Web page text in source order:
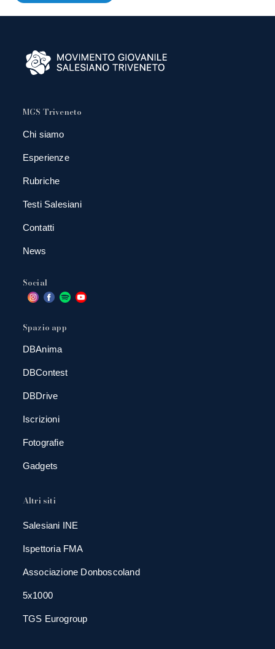
MGS Triveneto
Chi siamo
Esperienze
Rubriche
Testi Salesiani
Contatti
News
Social
Spazio app
DBAnima
DBContest
DBDrive
Iscrizioni
Fotografie
Gadgets
Altri siti
Salesiani INE
Ispettoria FMA
Associazione Donboscoland
5x1000
TGS Eurogroup